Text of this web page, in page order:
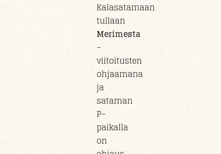
Kalasatamaan
tullaan
Merimesta
–
viitoitusten
ohjaamana
ja
sataman
P-
paikalla
on